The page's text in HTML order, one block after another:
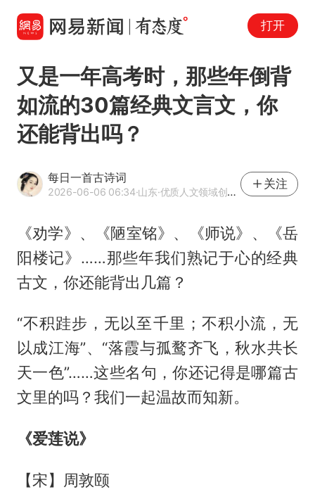
打开
又是一年高考时，那些年倒背
如流的30篇经典文言文，你
还能背出吗？
每日一首古诗词
2026-06-06 06:34·山东·优质人文领域创作者
关注
《劝学》、《陋室铭》、《师说》、《岳
阳楼记》……那些年我们熟记于心的经典
古文，你还能背出几篇？
“不积跬步，无以至千里；不积小流，无
以成江海”、“落霞与孤鹜齐飞，秋水共长
天一色”……这些名句，你还记得是哪篇古
文里的吗？我们一起温故而知新。
《爱莲说》
【宋】周敦颐